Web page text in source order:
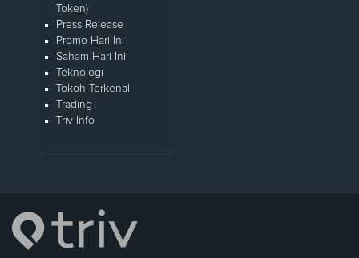
Token)
Press Release
Promo Hari Ini
Saham Hari Ini
Teknologi
Tokoh Terkenal
Trading
Triv Info